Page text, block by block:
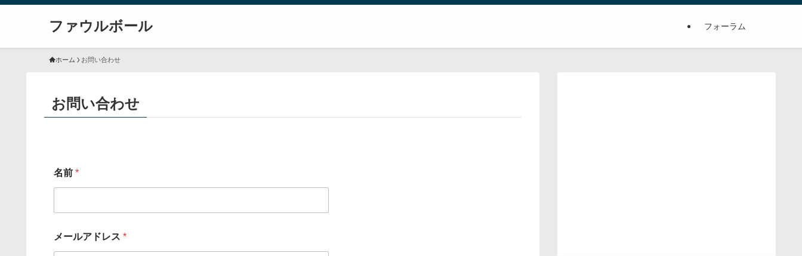
ファウルボール フォーラム
ホーム お問い合わせ
お問い合わせ
名前 *
*
コ
メールアドレス *